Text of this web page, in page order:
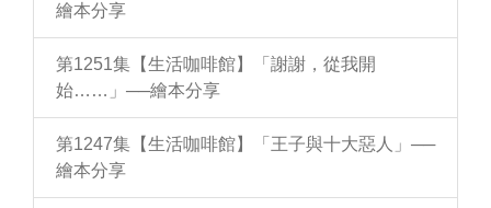
繪本分享
第1251集【生活咖啡館】「謝謝，從我開
始……」──繪本分享
第1247集【生活咖啡館】「王子與十大惡人」──
繪本分享